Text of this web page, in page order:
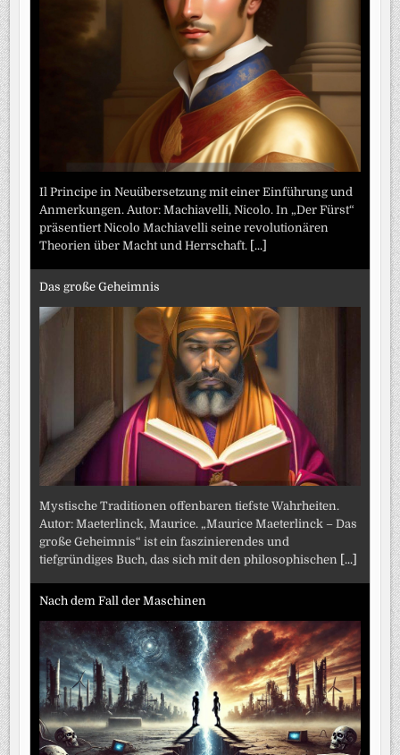
Il Principe in Neuübersetzung mit einer Einführung und
Anmerkungen. Autor: Machiavelli, Nicolo. In „Der Fürst“
präsentiert Nicolo Machiavelli seine revolutionären
Theorien über Macht und Herrschaft.
[...]
Das große Geheimnis
Mystische Traditionen offenbaren tiefste Wahrheiten.
Autor: Maeterlinck, Maurice. „Maurice Maeterlinck – Das
große Geheimnis“ ist ein faszinierendes und
tiefgründiges Buch, das sich mit den philosophischen
[...]
Nach dem Fall der Maschinen